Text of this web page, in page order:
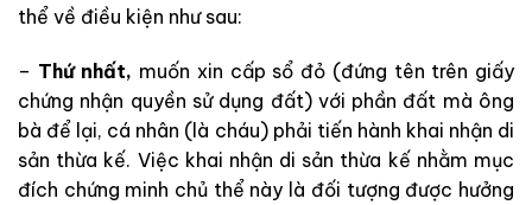
thể về điều kiện như sau:
– Thứ nhất, muốn xin cấp sổ đỏ (đứng tên trên giấy
chứng nhận quyền sử dụng đất) với phần đất mà ông
bà để lại, cá nhân (là cháu) phải tiến hành khai nhận di
sản thừa kế. Việc khai nhận di sản thừa kế nhằm mục
đích chứng minh chủ thể này là đối tượng được hưởng